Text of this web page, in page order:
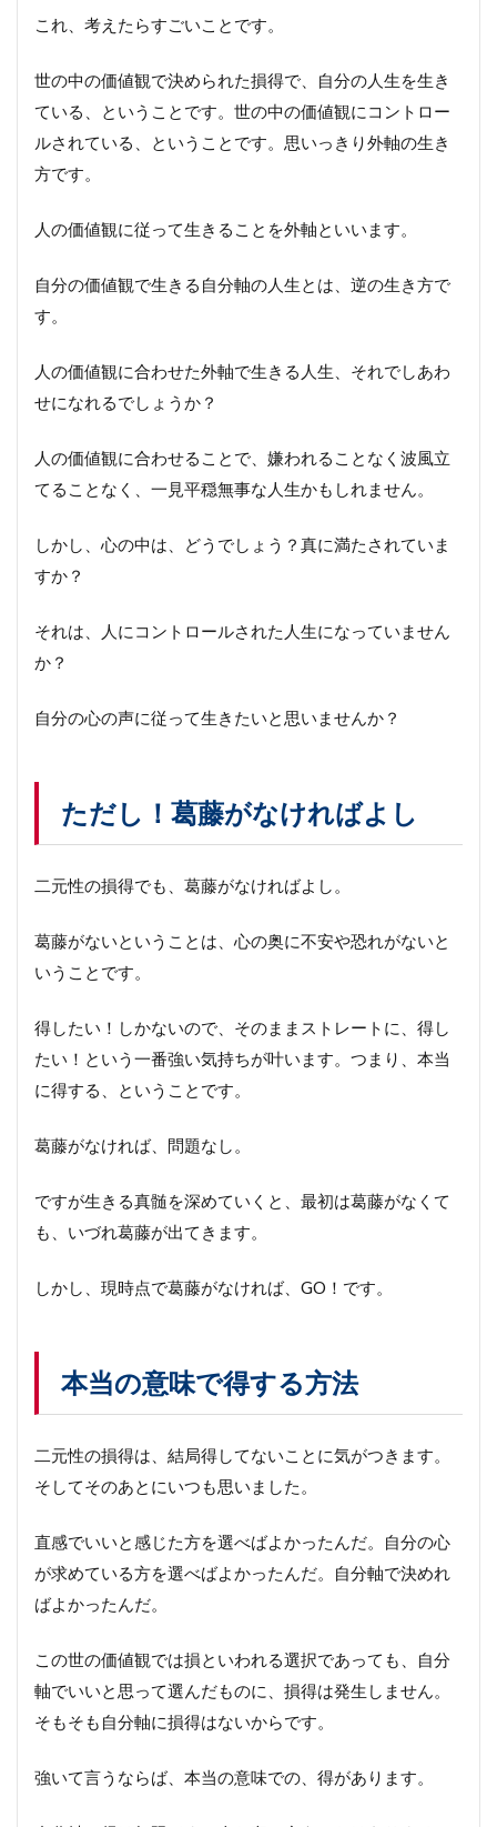
これ、考えたらすごいことです。
世の中の価値観で決められた損得で、自分の人生を生き
ている、ということです。世の中の価値観にコントロー
ルされている、ということです。思いっきり外軸の生き
方です。
人の価値観に従って生きることを外軸といいます。
自分の価値観で生きる自分軸の人生とは、逆の生き方で
す。
人の価値観に合わせた外軸で生きる人生、それでしあわ
せになれるでしょうか？
人の価値観に合わせることで、嫌われることなく波風立
てることなく、一見平穏無事な人生かもしれません。
しかし、心の中は、どうでしょう？真に満たされていま
すか？
それは、人にコントロールされた人生になっていません
か？
自分の心の声に従って生きたいと思いませんか？
ただし！葛藤がなければよし
二元性の損得でも、葛藤がなければよし。
葛藤がないということは、心の奥に不安や恐れがないと
いうことです。
得したい！しかないので、そのままストレートに、得し
たい！という一番強い気持ちが叶います。つまり、本当
に得する、ということです。
葛藤がなければ、問題なし。
ですが生きる真髄を深めていくと、最初は葛藤がなくて
も、いづれ葛藤が出てきます。
しかし、現時点で葛藤がなければ、GO！です。
本当の意味で得する方法
二元性の損得は、結局得してないことに気がつきます。
そしてそのあとにいつも思いました。
直感でいいと感じた方を選べばよかったんだ。自分の心
が求めている方を選べばよかったんだ。自分軸で決めれ
ばよかったんだ。
この世の価値観では損といわれる選択であっても、自分
軸でいいと思って選んだものに、損得は発生しません。
そもそも自分軸に損得はないからです。
強いて言うならば、本当の意味での、得があります。